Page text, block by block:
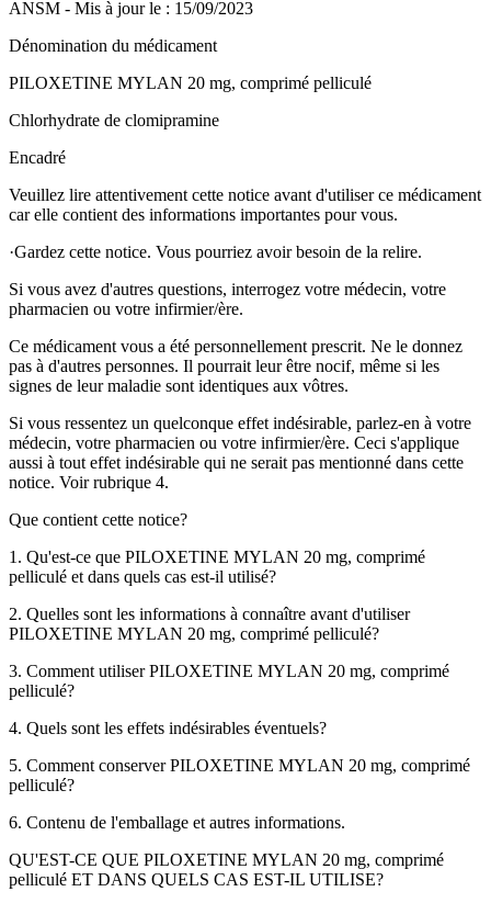
ANSM - Mis à jour le : 15/09/2023
Dénomination du médicament
PILOXETINE MYLAN 20 mg, comprimé pelliculé
Chlorhydrate de clomipramine
Encadré
Veuillez lire attentivement cette notice avant d'utiliser ce médicament
car elle contient des informations importantes pour vous.
·Gardez cette notice. Vous pourriez avoir besoin de la relire.
Si vous avez d'autres questions, interrogez votre médecin, votre
pharmacien ou votre infirmier/ère.
Ce médicament vous a été personnellement prescrit. Ne le donnez
pas à d'autres personnes. Il pourrait leur être nocif, même si les
signes de leur maladie sont identiques aux vôtres.
Si vous ressentez un quelconque effet indésirable, parlez-en à votre
médecin, votre pharmacien ou votre infirmier/ère. Ceci s'applique
aussi à tout effet indésirable qui ne serait pas mentionné dans cette
notice. Voir rubrique 4.
Que contient cette notice?
1. Qu'est-ce que PILOXETINE MYLAN 20 mg, comprimé
pelliculé et dans quels cas est-il utilisé?
2. Quelles sont les informations à connaître avant d'utiliser
PILOXETINE MYLAN 20 mg, comprimé pelliculé?
3. Comment utiliser PILOXETINE MYLAN 20 mg, comprimé
pelliculé?
4. Quels sont les effets indésirables éventuels?
5. Comment conserver PILOXETINE MYLAN 20 mg, comprimé
pelliculé?
6. Contenu de l'emballage et autres informations.
QU'EST-CE QUE PILOXETINE MYLAN 20 mg, comprimé
pelliculé ET DANS QUELS CAS EST-IL UTILISE?